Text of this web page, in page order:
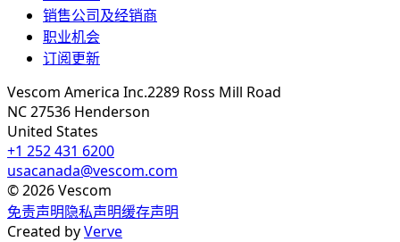
销售公司及经销商
职业机会
订阅更新
Vescom America Inc.2289 Ross Mill Road
NC 27536 Henderson
United States
+1 252 431 6200
usacanada@vescom.com
©2026Vescom
免责声明隐私声明缓存声明
Created byVerve